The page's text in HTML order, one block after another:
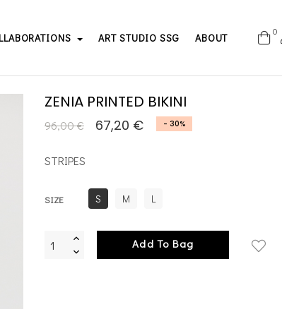
ART STUDIO SSG ABOUT
0
ZENIA PRINTED BIKINI
96,00 € 67,20 € - 30%
STRIPES
SIZE S M L
Add To Bag